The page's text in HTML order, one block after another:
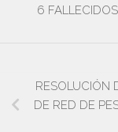
6
RESOLUCIÓN
DE RED DE